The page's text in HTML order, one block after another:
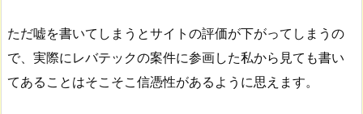
ただ嘘を書いてしまうとサイトの評価が下がってしまうの
で、実際にレバテックの案件に参画した私から見ても書い
てあることはそこそこ信憑性があるように思えます。